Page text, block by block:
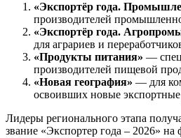
«Экспортёр года.
производителей
«Экспортёр года.
для аграриев и
«Продукты питания» —
производителей пищевой
«Новая география» — для
освоивших новые
Лидеры регионального этапа
звание «Экспортер года – 2026» на